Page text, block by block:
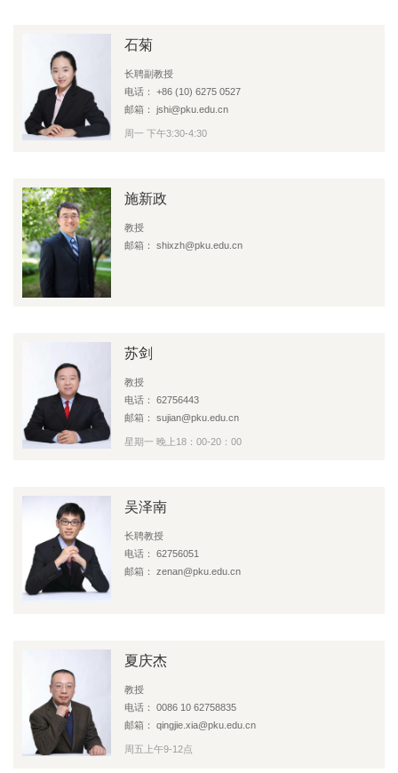
石菊
长聘副教授
电话： +86 (10) 6275 0527
邮箱： jshi@pku.edu.cn
周一 下午3:30-4:30
施新政
教授
邮箱： shixzh@pku.edu.cn
苏剑
教授
电话： 62756443
邮箱： sujian@pku.edu.cn
星期一 晚上18：00-20：00
吴泽南
长聘教授
电话： 62756051
邮箱： zenan@pku.edu.cn
夏庆杰
教授
电话： 0086 10 62758835
邮箱： qingjie.xia@pku.edu.cn
周五上午9-12点